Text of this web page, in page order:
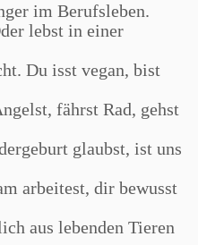
im Berufsleben.
lebst in einer
Du isst vegan, bist
fährst Rad, gehst
glaubst, ist uns
arbeitest, dir bewusst
aus lebenden Tieren